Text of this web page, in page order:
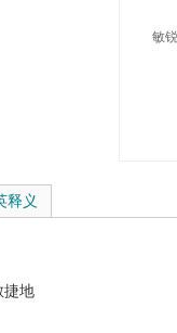
敏
思，词典释义与在线翻译
捷地
释义